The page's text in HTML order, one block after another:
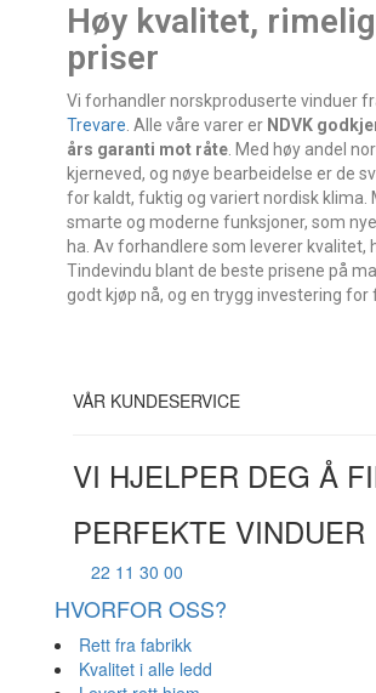
Høy kvalitet,
priser
Vi forhandler norskproduserte vinduer
Trevare. Alle våre varer er NDVK
års garanti mot råte. Med høy andel
kjerneved, og nøye bearbeidelse er de
for kaldt, fuktig og variert nordisk klima.
smarte og moderne funksjoner, som
ha. Av forhandlere som leverer kvalitet,
Tindevindu blant de beste prisene på
godt kjøp nå, og en trygg investering for
VÅR KUNDESERVICE
VI HJELPER DEG Å
PERFEKTE VINDUER
22 11 30 00
HVORFOR OSS?
Rett fra fabrikk
Kvalitet i alle ledd